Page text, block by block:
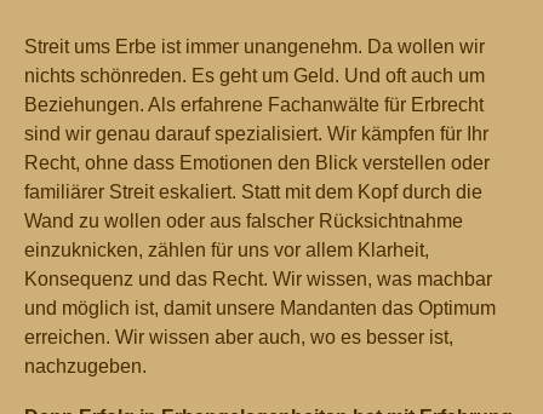
Streit ums Erbe ist immer unangenehm. Da wollen wir
nichts schönreden. Es geht um Geld. Und oft auch um
Beziehungen. Als erfahrene Fachanwälte für Erbrecht
sind wir genau darauf spezialisiert. Wir kämpfen für Ihr
Recht, ohne dass Emotionen den Blick verstellen oder
familiärer Streit eskaliert. Statt mit dem Kopf durch die
Wand zu wollen oder aus falscher Rücksichtnahme
einzuknicken, zählen für uns vor allem Klarheit,
Konsequenz und das Recht. Wir wissen, was machbar
und möglich ist, damit unsere Mandanten das Optimum
erreichen. Wir wissen aber auch, wo es besser ist,
nachzugeben.